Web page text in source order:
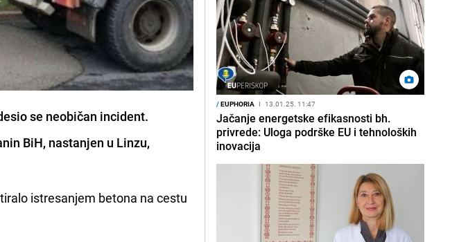
se neobičan incident.
BiH, nastanjen u Linzu,
istresanjem betona na cestu
/EUPHORIA I 13.01.25. 11:47
Jačanje energetske efikasnosti bh.
privrede: Uloga podrške EU i tehnoloških
inovacija